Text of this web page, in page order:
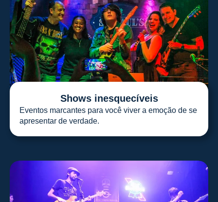
Shows inesquecíveis
Eventos marcantes para você viver a emoção de se
apresentar de verdade.